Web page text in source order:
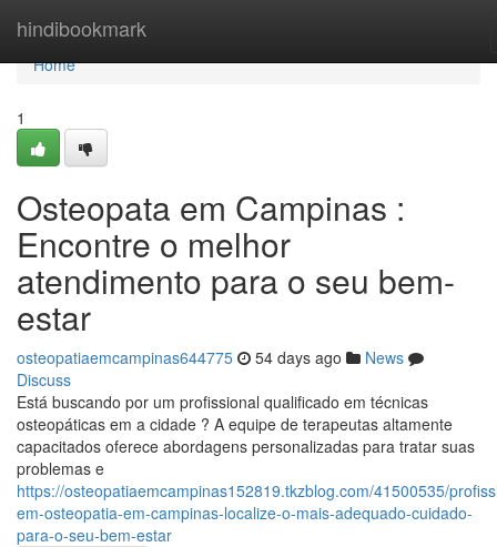
hindibookmark
Home
Home
1
Osteopata em Campinas :
Encontre o melhor
atendimento para o seu bem-
estar
osteopatiaemcampinas644775 54 days ago
News
Discuss
Está buscando por um profissional qualificado em técnicas
osteopáticas em a cidade ? A equipe de terapeutas altamente
capacitados oferece abordagens personalizadas para tratar suas
problemas e
https://osteopatiaemcampinas152819.tkzblog.com/41500535/
em-osteopatia-em-campinas-localize-o-mais-adequado-cuidado-
para-o-seu-bem-estar